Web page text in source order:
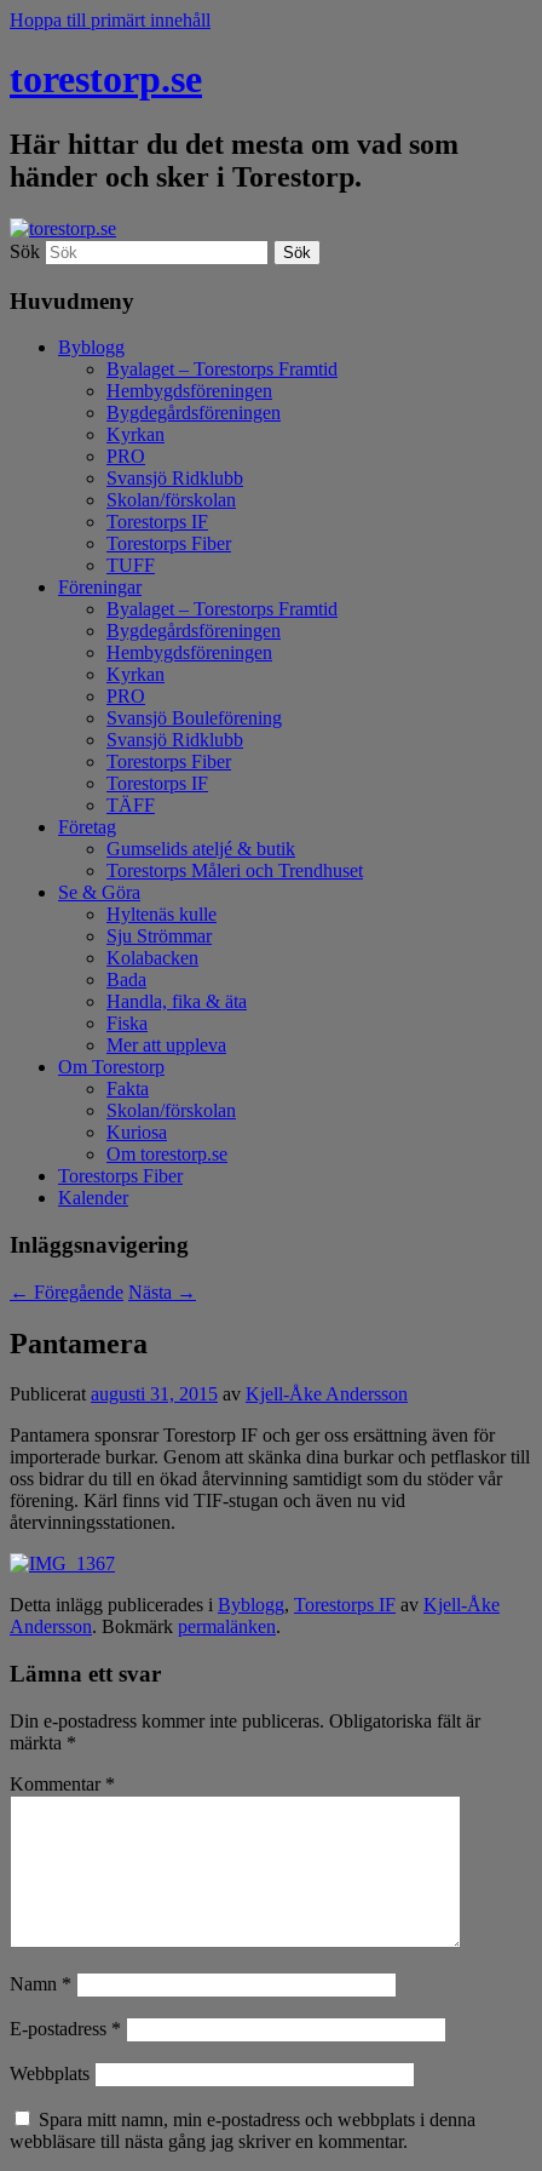
Hoppa till primärt innehåll
torestorp.se
Här hittar du det mesta om vad som
händer och sker i Torestorp.
Sök
Huvudmeny
Byblogg
Byalaget – Torestorps Framtid
Hembygdsföreningen
Bygdegårdsföreningen
Kyrkan
PRO
Svansjö Ridklubb
Skolan/förskolan
Torestorps IF
Torestorps Fiber
TUFF
Föreningar
Byalaget – Torestorps Framtid
Bygdegårdsföreningen
Hembygdsföreningen
Kyrkan
PRO
Svansjö Bouleförening
Svansjö Ridklubb
Torestorps Fiber
Torestorps IF
TÄFF
Företag
Gumselids ateljé & butik
Torestorps Måleri och Trendhuset
Se & Göra
Hyltenäs kulle
Sju Strömmar
Kolabacken
Bada
Handla, fika & äta
Fiska
Mer att uppleva
Om Torestorp
Fakta
Skolan/förskolan
Kuriosa
Om torestorp.se
Torestorps Fiber
Kalender
Inläggsnavigering
← Föregående Nästa →
Pantamera
Publicerataugusti 31, 2015 av Kjell-Åke Andersson
Pantamera sponsrar Torestorp IF och ger oss ersättning även för
importerade burkar. Genom att skänka dina burkar och petflaskor till
oss bidrar du till en ökad återvinning samtidigt som du stöder vår
förening. Kärl finns vid TIF-stugan och även nu vid
återvinningsstationen.
Detta inlägg publicerades i Byblogg, Torestorps IF av Kjell-Åke
Andersson. Bokmärk permalänken.
Lämna ett svar
Din e-postadress kommer inte publiceras. Obligatoriska fält är
märkta *
Kommentar *
Namn *
E-postadress *
Webbplats
Spara mitt namn, min e-postadress och webbplats i denna
webbläsare till nästa gång jag skriver en kommentar.